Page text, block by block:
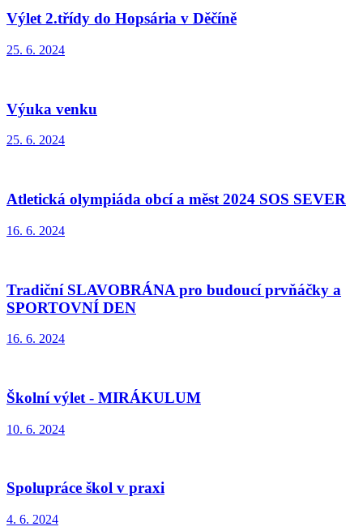
Výlet 2.třídy do Hopsária v Děčíně
25. 6. 2024
Výuka venku
25. 6. 2024
Atletická olympiáda obcí a měst 2024 SOS SEVER
16. 6. 2024
Tradiční SLAVOBRÁNA pro budoucí prvňáčky a
SPORTOVNÍ DEN
16. 6. 2024
Školní výlet - MIRÁKULUM
10. 6. 2024
Spolupráce škol v praxi
4. 6. 2024